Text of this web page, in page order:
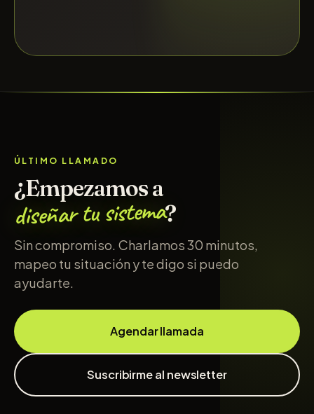
ÚLTIMO LLAMADO
¿Empezamos a
diseñar tu sistema?
Sin compromiso. Charlamos 30 minutos,
mapeo tu situación y te digo si puedo
ayudarte.
Agendar llamada
Suscribirme al newsletter